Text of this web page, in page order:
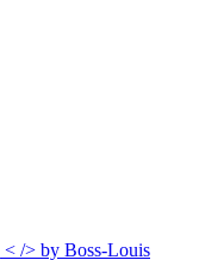
< /> by Boss-Louis